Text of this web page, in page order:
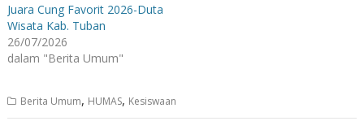
Juara Cung Favorit 2026-Duta
Wisata Kab. Tuban
26/07/2026
dalam "Berita Umum"
Berita Umum, HUMAS, Kesiswaan